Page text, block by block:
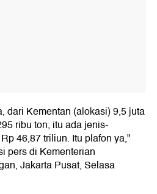
dari Kementan (alokasi) 9,5 juta
ribu ton, itu ada jenis-
46,87 triliun. Itu plafon ya,"
pers di Kementerian
Jakarta Pusat, Selasa